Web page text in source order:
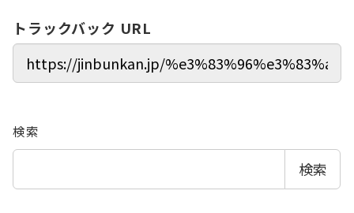
トラックバック URL
検索
検索